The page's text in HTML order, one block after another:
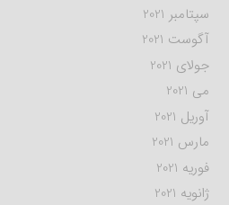
سپتامبر 2021
آگوست 2021
جولای 2021
می 2021
آوریل 2021
مارس 2021
فوریه 2021
ژانویه 2021